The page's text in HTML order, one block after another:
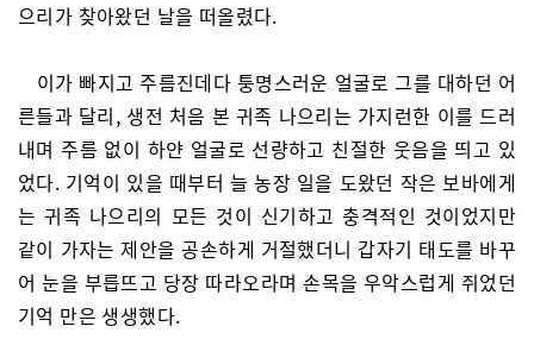
으리가 찾아왔던 날을 떠올렸다.
이가 빠지고 주름진데다 퉁명스러운 얼굴로 그를 대하던 어
른들과 달리, 생전 처음 본 귀족 나으리는 가지런한 이를 드러
내며 주름 없이 하얀 얼굴로 선량하고 친절한 웃음을 띄고 있
었다. 기억이 있을 때부터 늘 농장 일을 도왔던 작은 보바에게
는 귀족 나으리의 모든 것이 신기하고 충격적인 것이었지만
같이 가자는 제안을 공손하게 거절했더니 갑자기 태도를 바꾸
어 눈을 부릅뜨고 당장 따라오라며 손목을 우악스럽게 쥐었던
기억 만은 생생했다.